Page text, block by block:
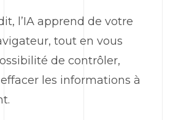
l’IA apprend de votre
tout en vous
de contrôler,
les informations à